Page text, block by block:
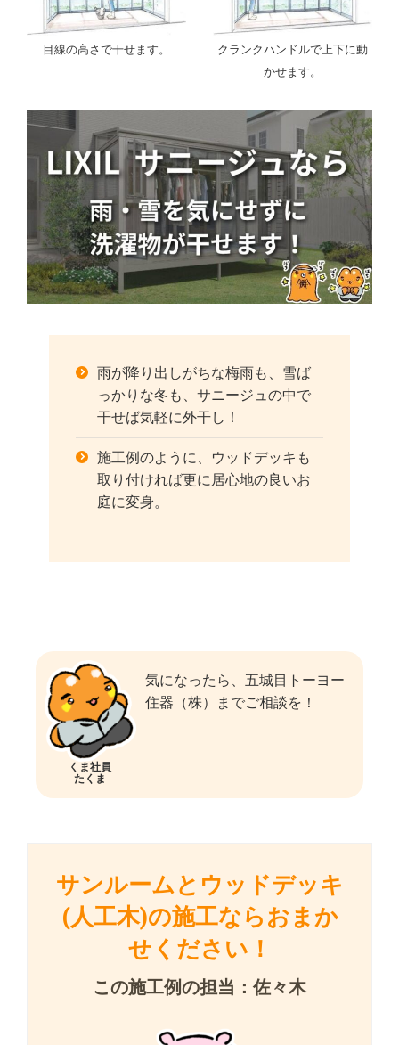
目線の高さで干せます。
クランクハンドルで上下に動
かせます。
雨が降り出しがちな梅雨も、雪ば
っかりな冬も、サニージュの中で
干せば気軽に外干し！
施工例のように、ウッドデッキも
取り付ければ更に居心地の良いお
庭に変身。
くま社員
たくま
気になったら、五城目トーヨー
住器（株）までご相談を！
サンルームとウッドデッキ
(人工木)の施工ならおまか
せください！
この施工例の担当：佐々木